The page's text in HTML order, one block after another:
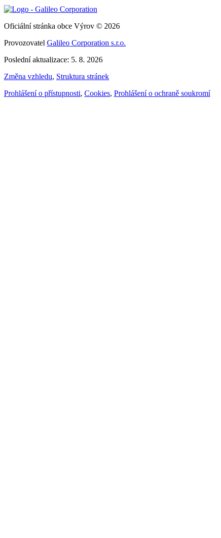
Oficiální stránka obce Výrov © 2026
Provozovatel Galileo Corporation s.r.o.
Poslední aktualizace: 5. 8. 2026
Změna vzhledu, Struktura stránek
Prohlášení o přístupnosti, Cookies, Prohlášení o ochraně soukromí